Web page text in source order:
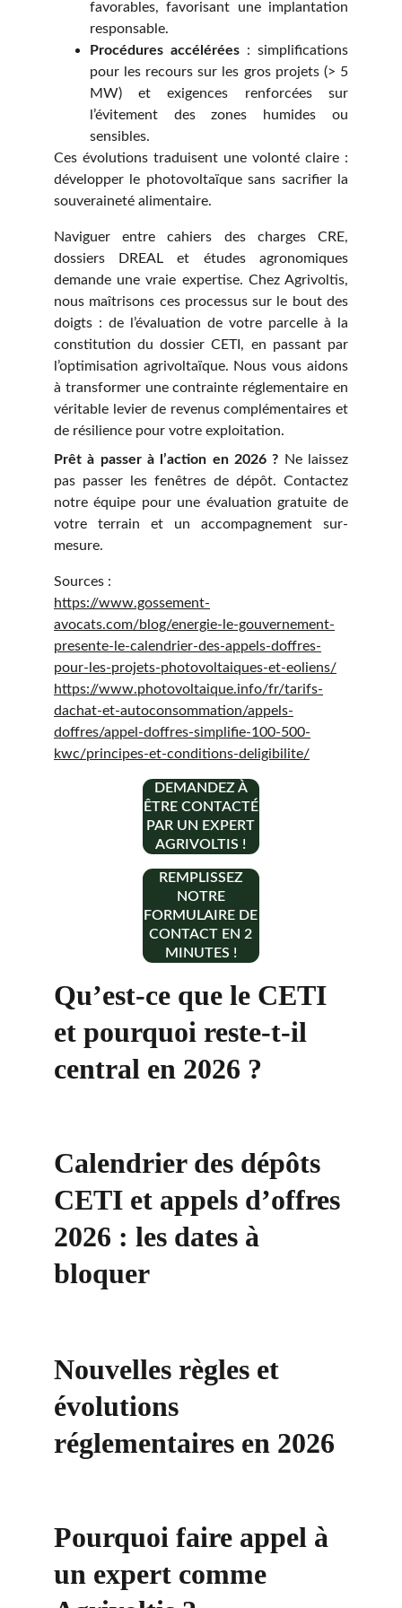
DEMANDEZ À
ÊTRE CONTACTÉ
PAR UN EXPERT
AGRIVOLTIS !
Qu’est-ce que le CETI
et pourquoi reste-t-il
central en 2026 ?
Calendrier des dépôts
CETI et appels d’offres
2026 : les dates à
bloquer
Nouvelles règles et
évolutions
réglementaires en 2026
favorables, favorisant une implantation
responsable.
Procédures accélérées: simplifications
pour les recours sur les gros projets (> 5
MW) et exigences renforcées sur
l’évitement des zones humides ou
sensibles.
Ces évolutions traduisent une volonté claire :
développer le photovoltaïque sans sacrifier la
souveraineté alimentaire.
Pourquoi faire appel à
un expert comme
Naviguer entre cahiers des charges CRE,
dossiers DREAL et études agronomiques
demande une vraie expertise. Chez Agrivoltis,
nous maîtrisons ces processus sur le bout des
doigts : de l’évaluation de votre parcelle à la
constitution du dossier CETI, en passant par
l’optimisation agrivoltaïque. Nous vous aidons
à transformer une contrainte réglementaire en
véritable levier de revenus complémentaires et
de résilience pour votre exploitation.
Prêt à passer à l’action en 2026 ? Ne laissez
pas passer les fenêtres de dépôt. Contactez
notre équipe pour une évaluation gratuite de
votre terrain et un accompagnement sur-
mesure.
REMPLISSEZ
NOTRE
FORMULAIRE DE
CONTACT EN 2
MINUTES !
Sources :
https://www.gossement-
avocats.com/blog/energie-le-gouvernement-
presente-le-calendrier-des-appels-doffres-
pour-les-projets-photovoltaiques-et-eoliens/
https://www.photovoltaique.info/fr/tarifs-
dachat-et-autoconsommation/appels-
doffres/appel-doffres-simplifie-100-500-
kwc/principes-et-conditions-deligibilite/